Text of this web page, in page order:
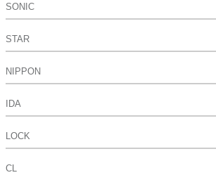
SONIC
STAR
NIPPON
IDA
LOCK
CL